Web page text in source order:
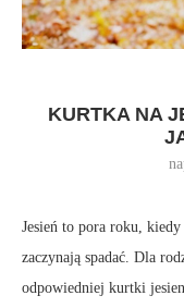
KURTKA NA
Jesień to pora roku,
zaczynają spadać. Dla
odpowiedniej kurtki